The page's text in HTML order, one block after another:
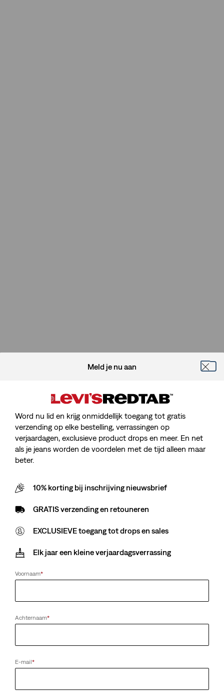
Meld je nu aan
Word nu lid en krijg onmiddellijk toegang tot gratis
verzending op elke bestelling, verrassingen op
verjaardagen, exclusieve product drops en meer. En net
als je jeans worden de voordelen met de tijd alleen maar
beter.
10% korting bij inschrijving nieuwsbrief
GRATIS verzending en retouneren
EXCLUSIEVE toegang tot drops en sales
Elk jaar een kleine verjaardagsverrassing
Voornaam*
Achternaam*
E-mail*